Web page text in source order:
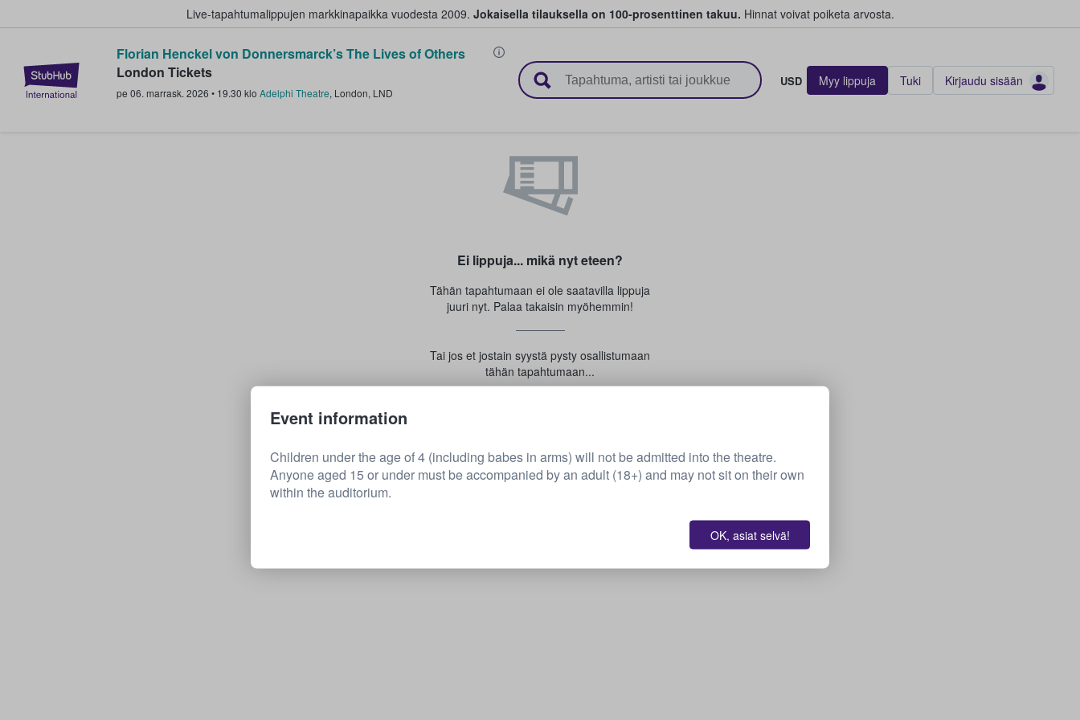
Live-tapahtumalippujen markkinapaikka vuodesta 2009. Jokaisella tilauksella on 100-prosenttinen takuu. Hinnat voivat poiketa arvosta.
StubHub - missä fanit ostavat ja myyvät lippuja
Florian Henckel von Donnersmarck’s The Lives of Others
London Tickets
pe 06. marrask. 2026 • 19.30 klo Adelphi Theatre, London, LND
USD Myy lippuja Tuki Kirjaudu sisään
Ei lippuja... mikä nyt eteen?
Tähän tapahtumaan ei ole saatavilla lippuja
juuri nyt. Palaa takaisin myöhemmin!
Tai jos et jostain syystä pysty osallistumaan
tähän tapahtumaan...
Event information
Children under the age of 4 (including babes in arms) will not be admitted into the theatre.
Anyone aged 15 or under must be accompanied by an adult (18+) and may not sit on their own
within the auditorium.
OK, asiat selvä!